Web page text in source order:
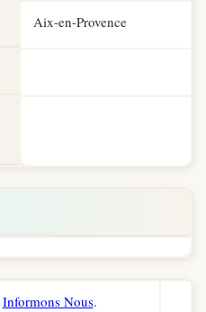
Aix-en-Provence
Informons Nous.